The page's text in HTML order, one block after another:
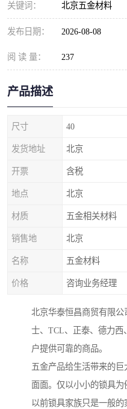
关键词： 北京五金材料
发布日期： 2026-08-08
阅 读 量： 237
产品描述
尺寸 40
发货地址 北京
开票 含税
地点 北京
材质 五金相关材料
销售地 北京
名称 五金材料
价格 咨询业务经理
北京华泰恒昌商贸有限
士、TCL、正泰、德力西
户提供可靠的商品。
五金产品给生活带来的
面面。仅以小小的锁具为
以前锁具家族只是一般